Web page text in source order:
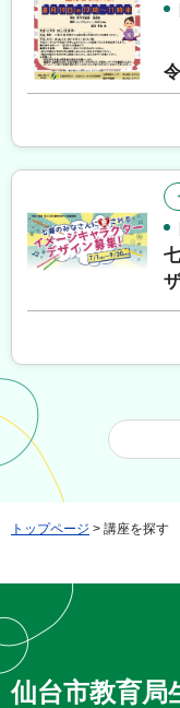
トップページ > 講座を探す
仙台市教育局